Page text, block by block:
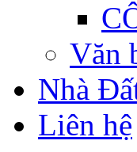
Văn
Nhà
Liên hệ